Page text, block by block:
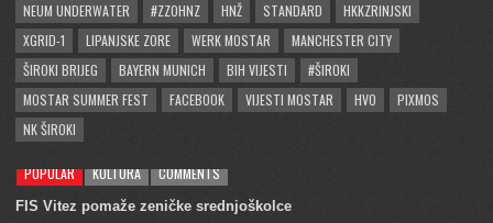
NEUM UNDERWATER
#ZZOHNZ HNŽ STANDARD
HKKZRINJSKI
XGRID-1
LIPANJSKE ZORE WERK MOSTAR
MANCHESTER CITY
ŠIROKI BRIJEG
BAYERN MUNICH BIH VIJESTI
#ŠIROKI
MOSTAR SUMMER FEST
FACEBOOK VIJESTI MOSTAR HVO
PIXMOS
NK ŠIROKI
POPULAR KULTURA COMMENTS
FIS Vitez pomaže zeničke srednjoškolce